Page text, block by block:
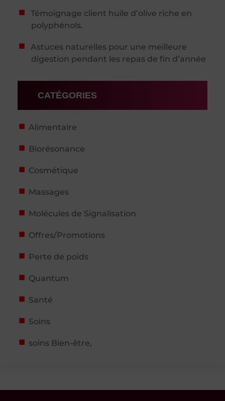
Témoignage client huile d’olive riche en
polyphénols.
Astuces naturelles pour une meilleure
digestion pendant les repas de fin d’année
CATÉGORIES
Alimentaire
Biorésonance
Cosmétique
Massages
Molécules de Signalisation
Offres/Promotions
Perte de poids
Quantum
Santé
Soins
soins Bien-être,